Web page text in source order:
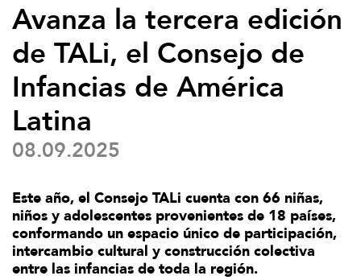
Avanza la tercera edición
de TALi, el Consejo de
Infancias de América
Latina
08.09.2025
Este año, el Consejo TALi cuenta con 66 niñas,
niños y adolescentes provenientes de 18 países,
conformando un espacio único de participación,
intercambio cultural y construcción colectiva
entre las infancias de toda la región.